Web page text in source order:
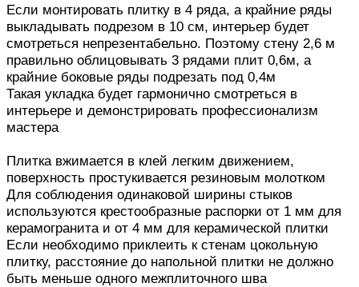
Если монтировать плитку в 4 ряда, а крайние ряды
выкладывать подрезом в 10 см, интерьер будет
смотреться непрезентабельно. Поэтому стену 2,6 м
правильно облицовывать 3 рядами плит 0,6м, а
крайние боковые ряды подрезать под 0,4м
Такая укладка будет гармонично смотреться в
интерьере и демонстрировать профессионализм
мастера
Плитка вжимается в клей легким движением,
поверхность простукивается резиновым молотком
Для соблюдения одинаковой ширины стыков
используются крестообразные распорки от 1 мм для
керамогранита и от 4 мм для керамической плитки
Если необходимо приклеить к стенам цокольную
плитку, расстояние до напольной плитки не должно
быть меньше одного межплиточного шва